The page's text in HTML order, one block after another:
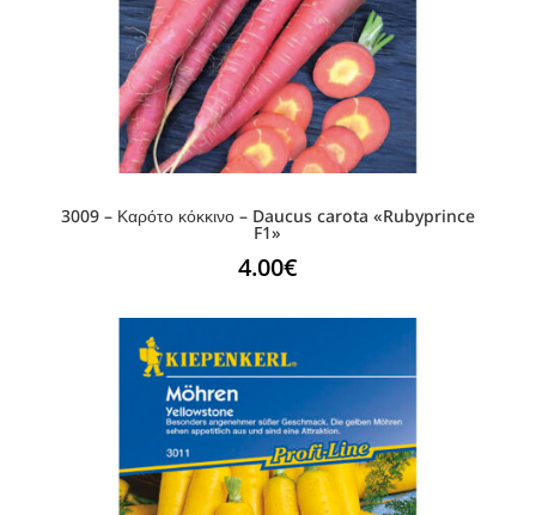
3009 – Καρότο κόκκινο – Daucus carota «Rubyprince
F1»
4.00€